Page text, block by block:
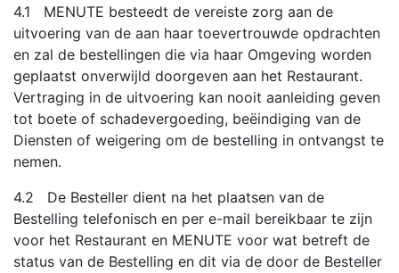
4.1 MENUTE besteedt de vereiste zorg aan de
uitvoering van de aan haar toevertrouwde opdrachten
en zal de bestellingen die via haar Omgeving worden
geplaatst onverwijld doorgeven aan het Restaurant.
Vertraging in de uitvoering kan nooit aanleiding geven
tot boete of schadevergoeding, beëindiging van de
Diensten of weigering om de bestelling in ontvangst te
nemen.
4.2 De Besteller dient na het plaatsen van de
Bestelling telefonisch en per e-mail bereikbaar te zijn
voor het Restaurant en MENUTE voor wat betreft de
status van de Bestelling en dit via de door de Besteller